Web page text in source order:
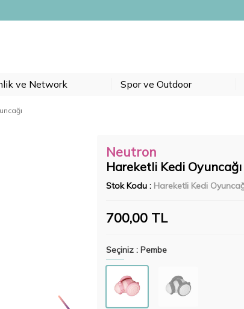
ve Network Spor ve Outdoor
Neutron
Hareketli Kedi Oyuncağı
Stok Kodu : Hareketli Kedi
700,00 TL
Seçiniz : Pembe